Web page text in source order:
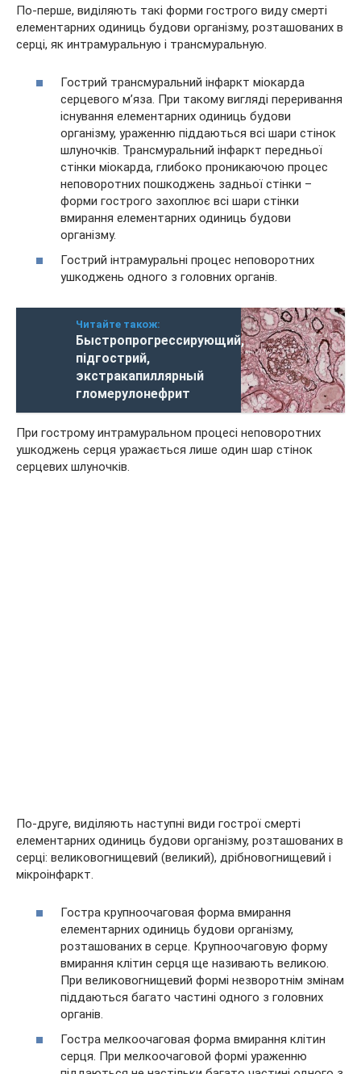
По-перше, виділяють такі форми гострого виду смерті
елементарних одиниць будови організму, розташованих в
серці, як интрамуральную і трансмуральную.
Гострий трансмуральний інфаркт міокарда
серцевого м’яза. При такому вигляді переривання
існування елементарних одиниць будови
організму, ураженню піддаються всі шари стінок
шлуночків. Трансмуральний інфаркт передньої
стінки міокарда, глибоко проникаючою процес
неповоротних пошкоджень задньої стінки –
форми гострого захоплює всі шари стінки
вмирання елементарних одиниць будови
організму.
Гострий інтрамуральні процес неповоротних
ушкоджень одного з головних органів.
Читайте також:
Быстропрогрессирующий,
підгострий,
экстракапиллярный
гломерулонефрит
При гострому интрамуральном процесі неповоротних
ушкоджень серця уражається лише один шар стінок
серцевих шлуночків.
По-друге, виділяють наступні види гострої смерті
елементарних одиниць будови організму, розташованих в
серці: великовогнищевий (великий), дрібновогнищевий і
мікроінфаркт.
Гостра крупноочаговая форма вмирання
елементарних одиниць будови організму,
розташованих в серце. Крупноочаговую форму
вмирання клітин серця ще називають великою.
При великовогнищевий формі незворотнім змінам
піддаються багато частині одного з головних
органів.
Гостра мелкоочаговая форма вмирання клітин
серця. При мелкоочаговой формі ураженню